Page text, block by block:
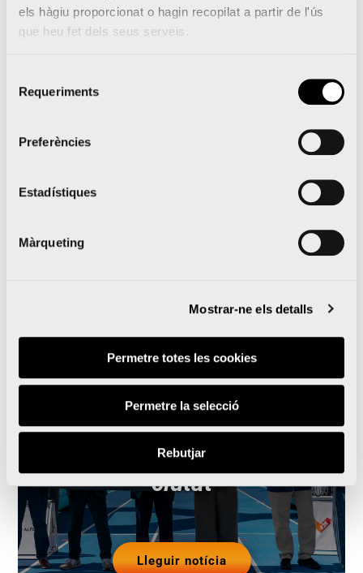
els hàgiu proporcionat o hagin recopilat a partir de l'ús
que heu fet dels seus serveis.
Requeriments
Preferències
Estadístiques
Màrqueting
Mostrar-ne els detalls
Permetre totes les cookies
Permetre la selecció
Rebutjar
El Medio Maratón Valencia
llevar la prueba al
La UPV i la Marató
València renoven la pista
d’atletisme del Campus
que s’obrirà a clubs de la
ciutat
Lleguir notícia